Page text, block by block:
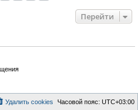
Перейти
Часовой пояс: UTC+03:00
Удалить cookies